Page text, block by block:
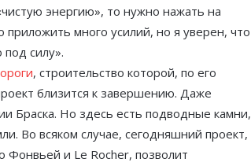
энергию», то нужно нажать на
много усилий, но я уверен, что
силу».
, строительство которой, по его
близится к завершению. Даже
Браска. Но здесь есть подводные камни,
Во всяком случае, сегодняшний проект,
Фонвьей и Le Rocher, позволит